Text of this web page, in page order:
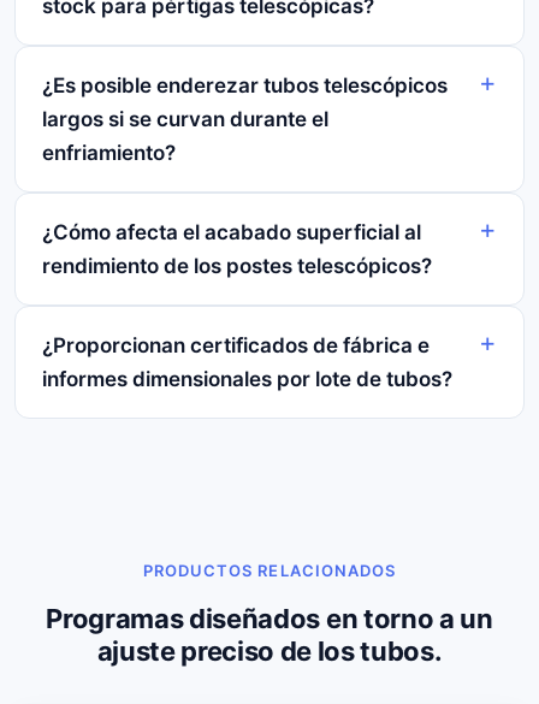
stock para pértigas telescópicas?
¿Es posible enderezar tubos telescópicos
largos si se curvan durante el
enfriamiento?
¿Cómo afecta el acabado superficial al
rendimiento de los postes telescópicos?
¿Proporcionan certificados de fábrica e
informes dimensionales por lote de tubos?
PRODUCTOS RELACIONADOS
Programas diseñados en torno a un
ajuste preciso de los tubos.